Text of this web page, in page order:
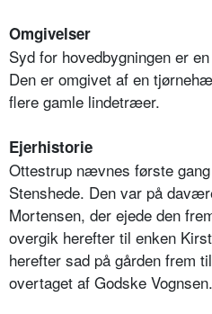
Omgivelser
Syd for hovedbygningen er
Den er omgivet af en
flere gamle lindetræer.
Ejerhistorie
Ottestrup nævnes første
Stenshede. Den var på
Mortensen, der ejede den
overgik herefter til enken
herefter sad på gården frem
overtaget af Godske Vognsen.